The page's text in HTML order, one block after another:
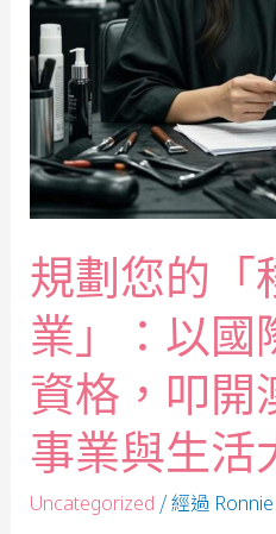
規劃您的「
業」：以國
資格，叩開
事業與生活
Uncategorized / 經過